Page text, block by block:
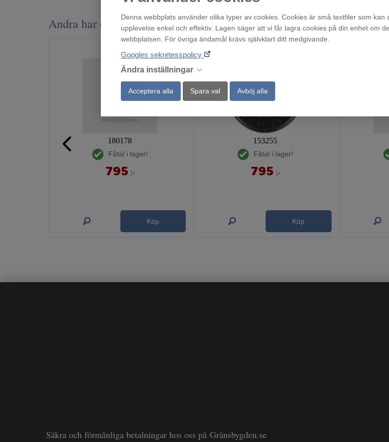
Denna webbplats använder olika typer av cookies. Cookies är små textfiler som
upplevelse enkel och effektiv. Lagen säger att vi får lagra cookies på din enhet om
webbplatsen. För övriga ändamål krävs självklart ditt medgivande.
Googles sekretesspolicy
Ändra inställningar
Acceptera alla Spara val Avböj alla
Andra har också tittat på
180178
Fåtal i lager!
795 :-
Köp
153255
Fåtal i lager!
795 :-
Köp
Säkra och förmånliga betalningar hos oss på Gränsbygden.se